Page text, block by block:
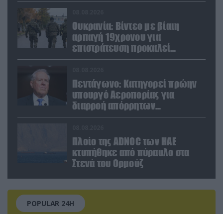
Ουκρανία: Βίντεο με βίαιη
αρπαγή 19χρονου για
επιστράτευση προκαλεί
αντιδράσεις
Πεντάγωνο: Κατηγορεί πρώην
υπουργό Αεροπορίας για
διαρροή απόρρητων
πληροφοριών
Πλοίο της ADNOC των ΗΑΕ
κτυπήθηκε από πύραυλο στα
Στενά του Ορμούζ
POPULAR 24H